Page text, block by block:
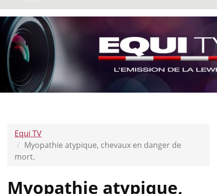
Equi TV
Myopathie atypique, chevaux en danger de
mort.
Myopathie atypique,